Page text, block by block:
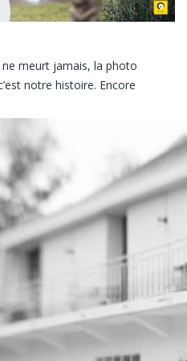
ne meurt jamais, la photo
notre histoire. Encore